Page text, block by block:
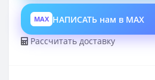
MAX НАПИСАТЬ нам в MAX
Рассчитать доставку